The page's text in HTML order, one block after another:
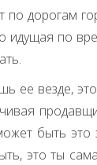
по дорогам
идущая по
ее везде,
быть это
это ты